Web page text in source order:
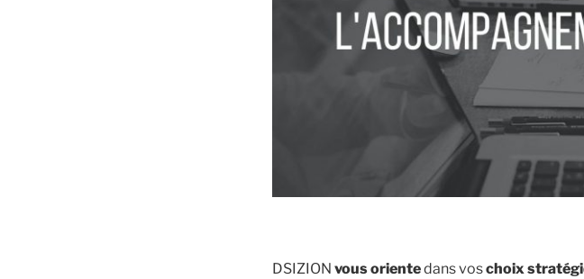
DSIZION vous orientedans voschoix